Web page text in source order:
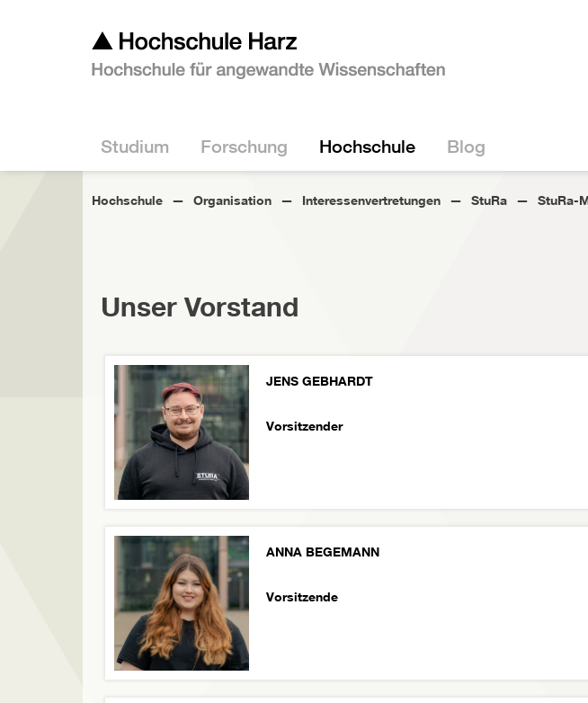
Studium Forschung Hochschule Blog
Hochschule Organisation Interessenvertretungen StuRa StuRa-
Unser Vorstand
JENS GEBHARDT
Vorsitzender
ANNA BEGEMANN
Vorsitzende